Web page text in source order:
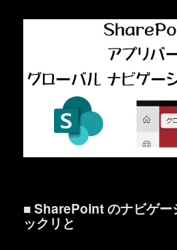
■ SharePoint のナビゲー
ックリと